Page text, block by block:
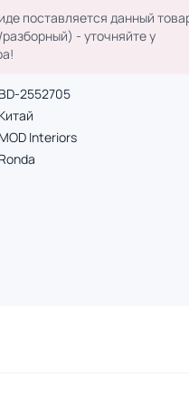
поставляется данный
- уточняйте у
BD-2552705
Китай
MOD Interiors
Ronda